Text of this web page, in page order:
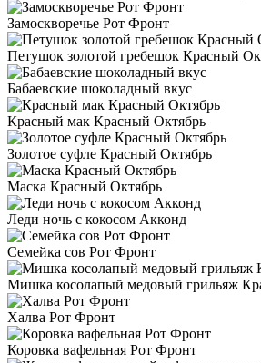
Замоскворечье Рот Фронт
Петушок золотой гребешок Красный
Бабаевские шоколадный вкус
Красный мак Красный Октябрь
Золотое суфле Красный Октябрь
Маска Красный Октябрь
Леди ночь с кокосом Акконд
Семейка сов Рот Фронт
Мишка косолапый медовый грильяж
Халва Рот Фронт
Коровка вафельная Рот Фронт